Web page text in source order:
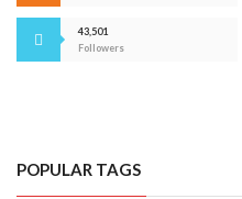
43,501
Followers
POPULAR TAGS